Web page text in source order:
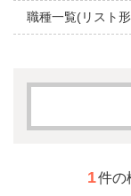
職種一覧(リスト
1件の